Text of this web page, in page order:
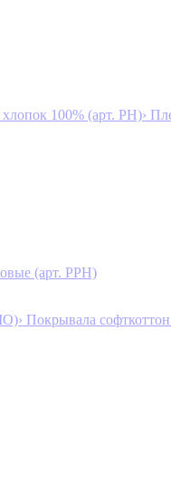
100% (арт. PH)›
(арт. PPH)
› Покрывала